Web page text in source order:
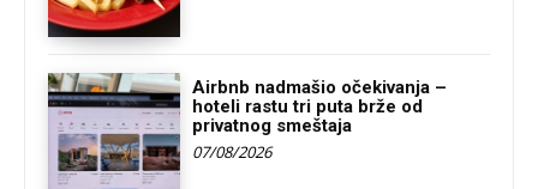
Airbnb nadmašio očekivanja –
hoteli rastu tri puta brže od
privatnog smeštaja
07/08/2026